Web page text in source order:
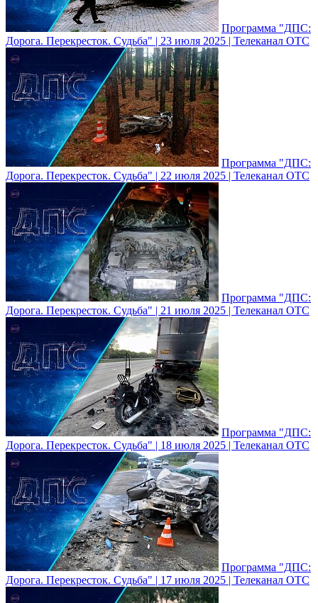
Программа "ДПС:
Дорога. Перекресток. Судьба" | 23 июля 2025 | Телеканал ОТС
Программа "ДПС:
Дорога. Перекресток. Судьба" | 22 июля 2025 | Телеканал ОТС
Программа "ДПС:
Дорога. Перекресток. Судьба" | 21 июля 2025 | Телеканал ОТС
Программа "ДПС:
Дорога. Перекресток. Судьба" | 18 июля 2025 | Телеканал ОТС
Программа "ДПС:
Дорога. Перекресток. Судьба" | 17 июля 2025 | Телеканал ОТС